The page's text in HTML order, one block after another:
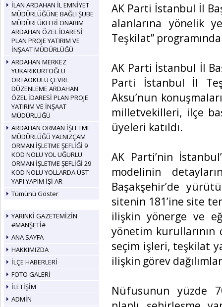
İLAN ARDAHAN İL EMNİYET
MÜDÜRLÜĞÜNE BAĞLI ŞUBE
MÜDÜRLÜKLERİ ONARIM
ARDAHAN ÖZEL İDARESİ
PLAN PROJE YATIRIM VE
İNŞAAT MÜDÜRLÜĞÜ
ARDAHAN MERKEZ
YUKARIKURTOĞLU
ORTAOKULU ÇEVRE
DÜZENLEME ARDAHAN
ÖZEL İDARESİ PLAN PROJE
YATIRIM VE İNŞAAT
MÜDÜRLÜĞÜ
ARDAHAN ORMAN İŞLETME
MÜDÜRLÜĞÜ YALNIZÇAM
ORMAN İŞLETME ŞEFLİĞİ 9
KOD NOLU YOL UĞURLU
ORMAN İŞLETME ŞEFLİĞİ 29
KOD NOLU YOLLARDA ÜST
YAPI YAPIM İŞİ AR
Tümünü Göster
YARINKİ GAZETEMİZİN
#MANŞETİ#
ANA SAYFA
HAKKIMIZDA
İLÇE HABERLERİ
FOTO GALERİ
İLETİŞİM
ADMİN
AK Parti İstanbul İl
alanlarına yönelik
Teşkilat”
AK Parti İstanbul İl
Parti İstanbul İl
Aksu’nun
milletvekilleri, ilçe
üyeleri katıldı.
AK Parti’nin
modelinin
Başakşehir’de
sitenin 181’ine site
ilişkin yönerge ve
yönetim kurullarının
seçim işleri, teşkilat
ilişkin görev
Nüfusunun yüzde